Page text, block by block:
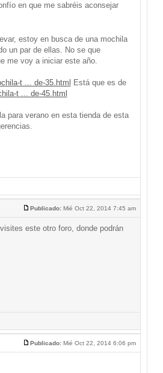
en que me sabréis aconsejar
estoy en busca de una mochila
un par de ellas. No se que
me voy a iniciar este año.
t ... de-35.html
Está que es de
t ... de-45.html
para verano en esta tienda de esta
Publicado:Mié Oct 22, 2014 7:45 am
este otro foro, donde podrán
Publicado:Mié Oct 22, 2014 6:06 pm